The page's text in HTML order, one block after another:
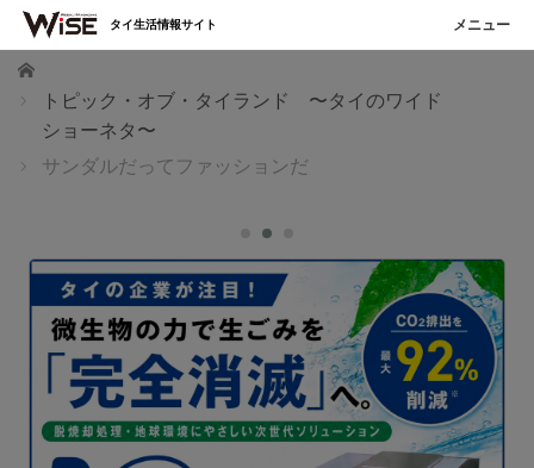
ホーム
トピック・オブ・タイランド 〜タイのワイド
ショーネタ〜
サンダルだってファッションだ
タイ生活情報サイト